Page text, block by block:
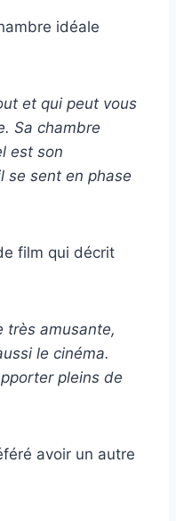
idéale
et qui peut vous
Sa chambre
est son
se sent en phase
film qui décrit
très amusante,
le cinéma.
pleins de
avoir un autre